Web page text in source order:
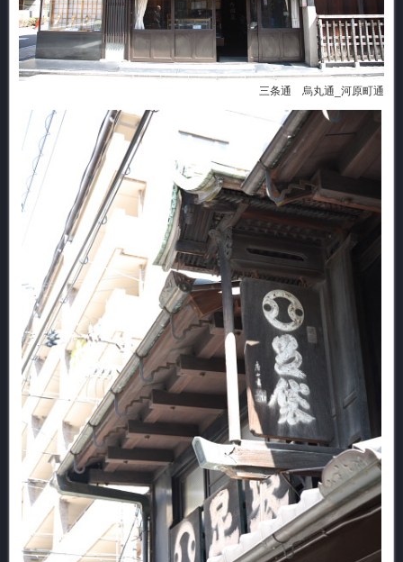
三条通 烏丸通_河原町通